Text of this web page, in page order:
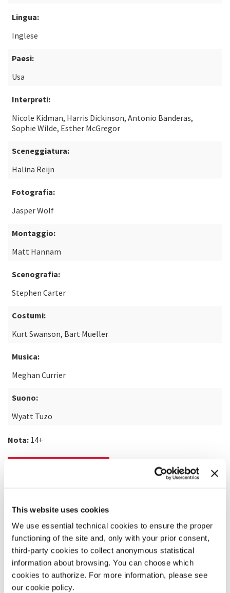
This website uses cookies
We use essential technical cookies to ensure the proper
functioning of the site and, only with your prior consent,
third-party cookies to collect anonymous statistical
information about browsing. You can choose which
cookies to authorize. For more information, please see
our cookie policy.
Lingua:
Inglese
Paesi:
Usa
Interpreti:
Nicole Kidman, Harris Dickinson, Antonio Banderas,
Sophie Wilde, Esther McGregor
Sceneggiatura:
Halina Reijn
Fotografia:
Jasper Wolf
Montaggio:
Matt Hannam
Scenografia:
Stephen Carter
Costumi:
Kurt Swanson, Bart Mueller
Musica:
Meghan Currier
Suono:
Wyatt Tuzo
Nota: 14+